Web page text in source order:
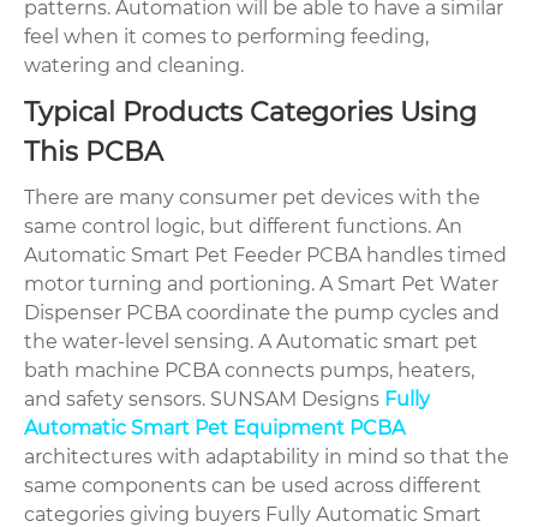
patterns. Automation will be able to have a similar
feel when it comes to performing feeding,
watering and cleaning.
Typical Products Categories Using
This PCBA
There are many consumer pet devices with the
same control logic, but different functions. An
Automatic Smart Pet Feeder PCBA handles timed
motor turning and portioning. A Smart Pet Water
Dispenser PCBA coordinate the pump cycles and
the water-level sensing. A Automatic smart pet
bath machine PCBA connects pumps, heaters,
and safety sensors. SUNSAM Designs Fully
Automatic Smart Pet Equipment PCBA
architectures with adaptability in mind so that the
same components can be used across different
categories giving buyers Fully Automatic Smart